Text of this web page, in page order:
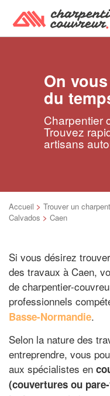
On
du
Charpentier
Trouvez
artisans
Accueil > Trouver un
Calvados > Caen
Si vous désirez
des travaux à Caen,
de charpentier-
professionnels
Basse-Normandie.
Selon la nature des
entreprendre, vous
aux spécialistes en
(couvertures ou